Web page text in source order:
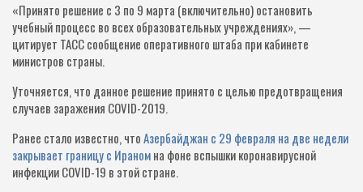
«Принято решение с 3 по 9 марта (включительно) остановить
учебный процесс во всех образовательных учреждениях», —
цитирует ТАСС сообщение оперативного штаба при кабинете
министров страны.
Уточняется, что данное решение принято с целью предотвращения
случаев заражения COVID-2019.
Ранее стало известно, чтоАзербайджан с 29 февраля на две недели
закрывает границу с Ираномна фоне вспышки коронавирусной
инфекции COVID-19 в этой стране.